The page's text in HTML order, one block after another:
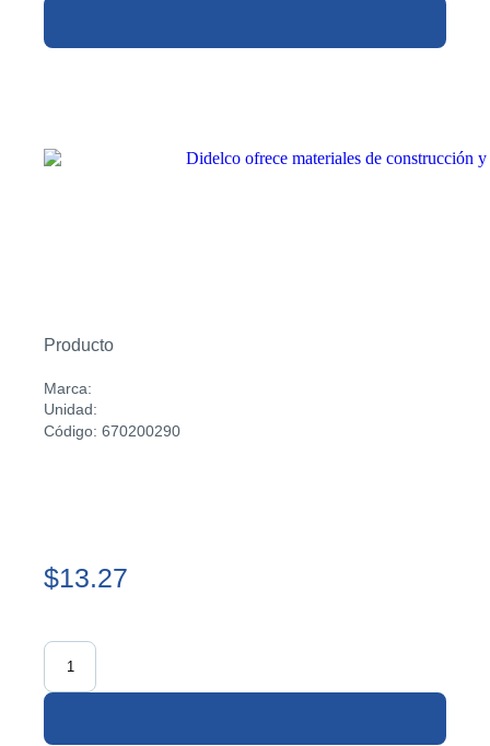
Producto
Marca:
Unidad:
Código: 670200290
$13.27